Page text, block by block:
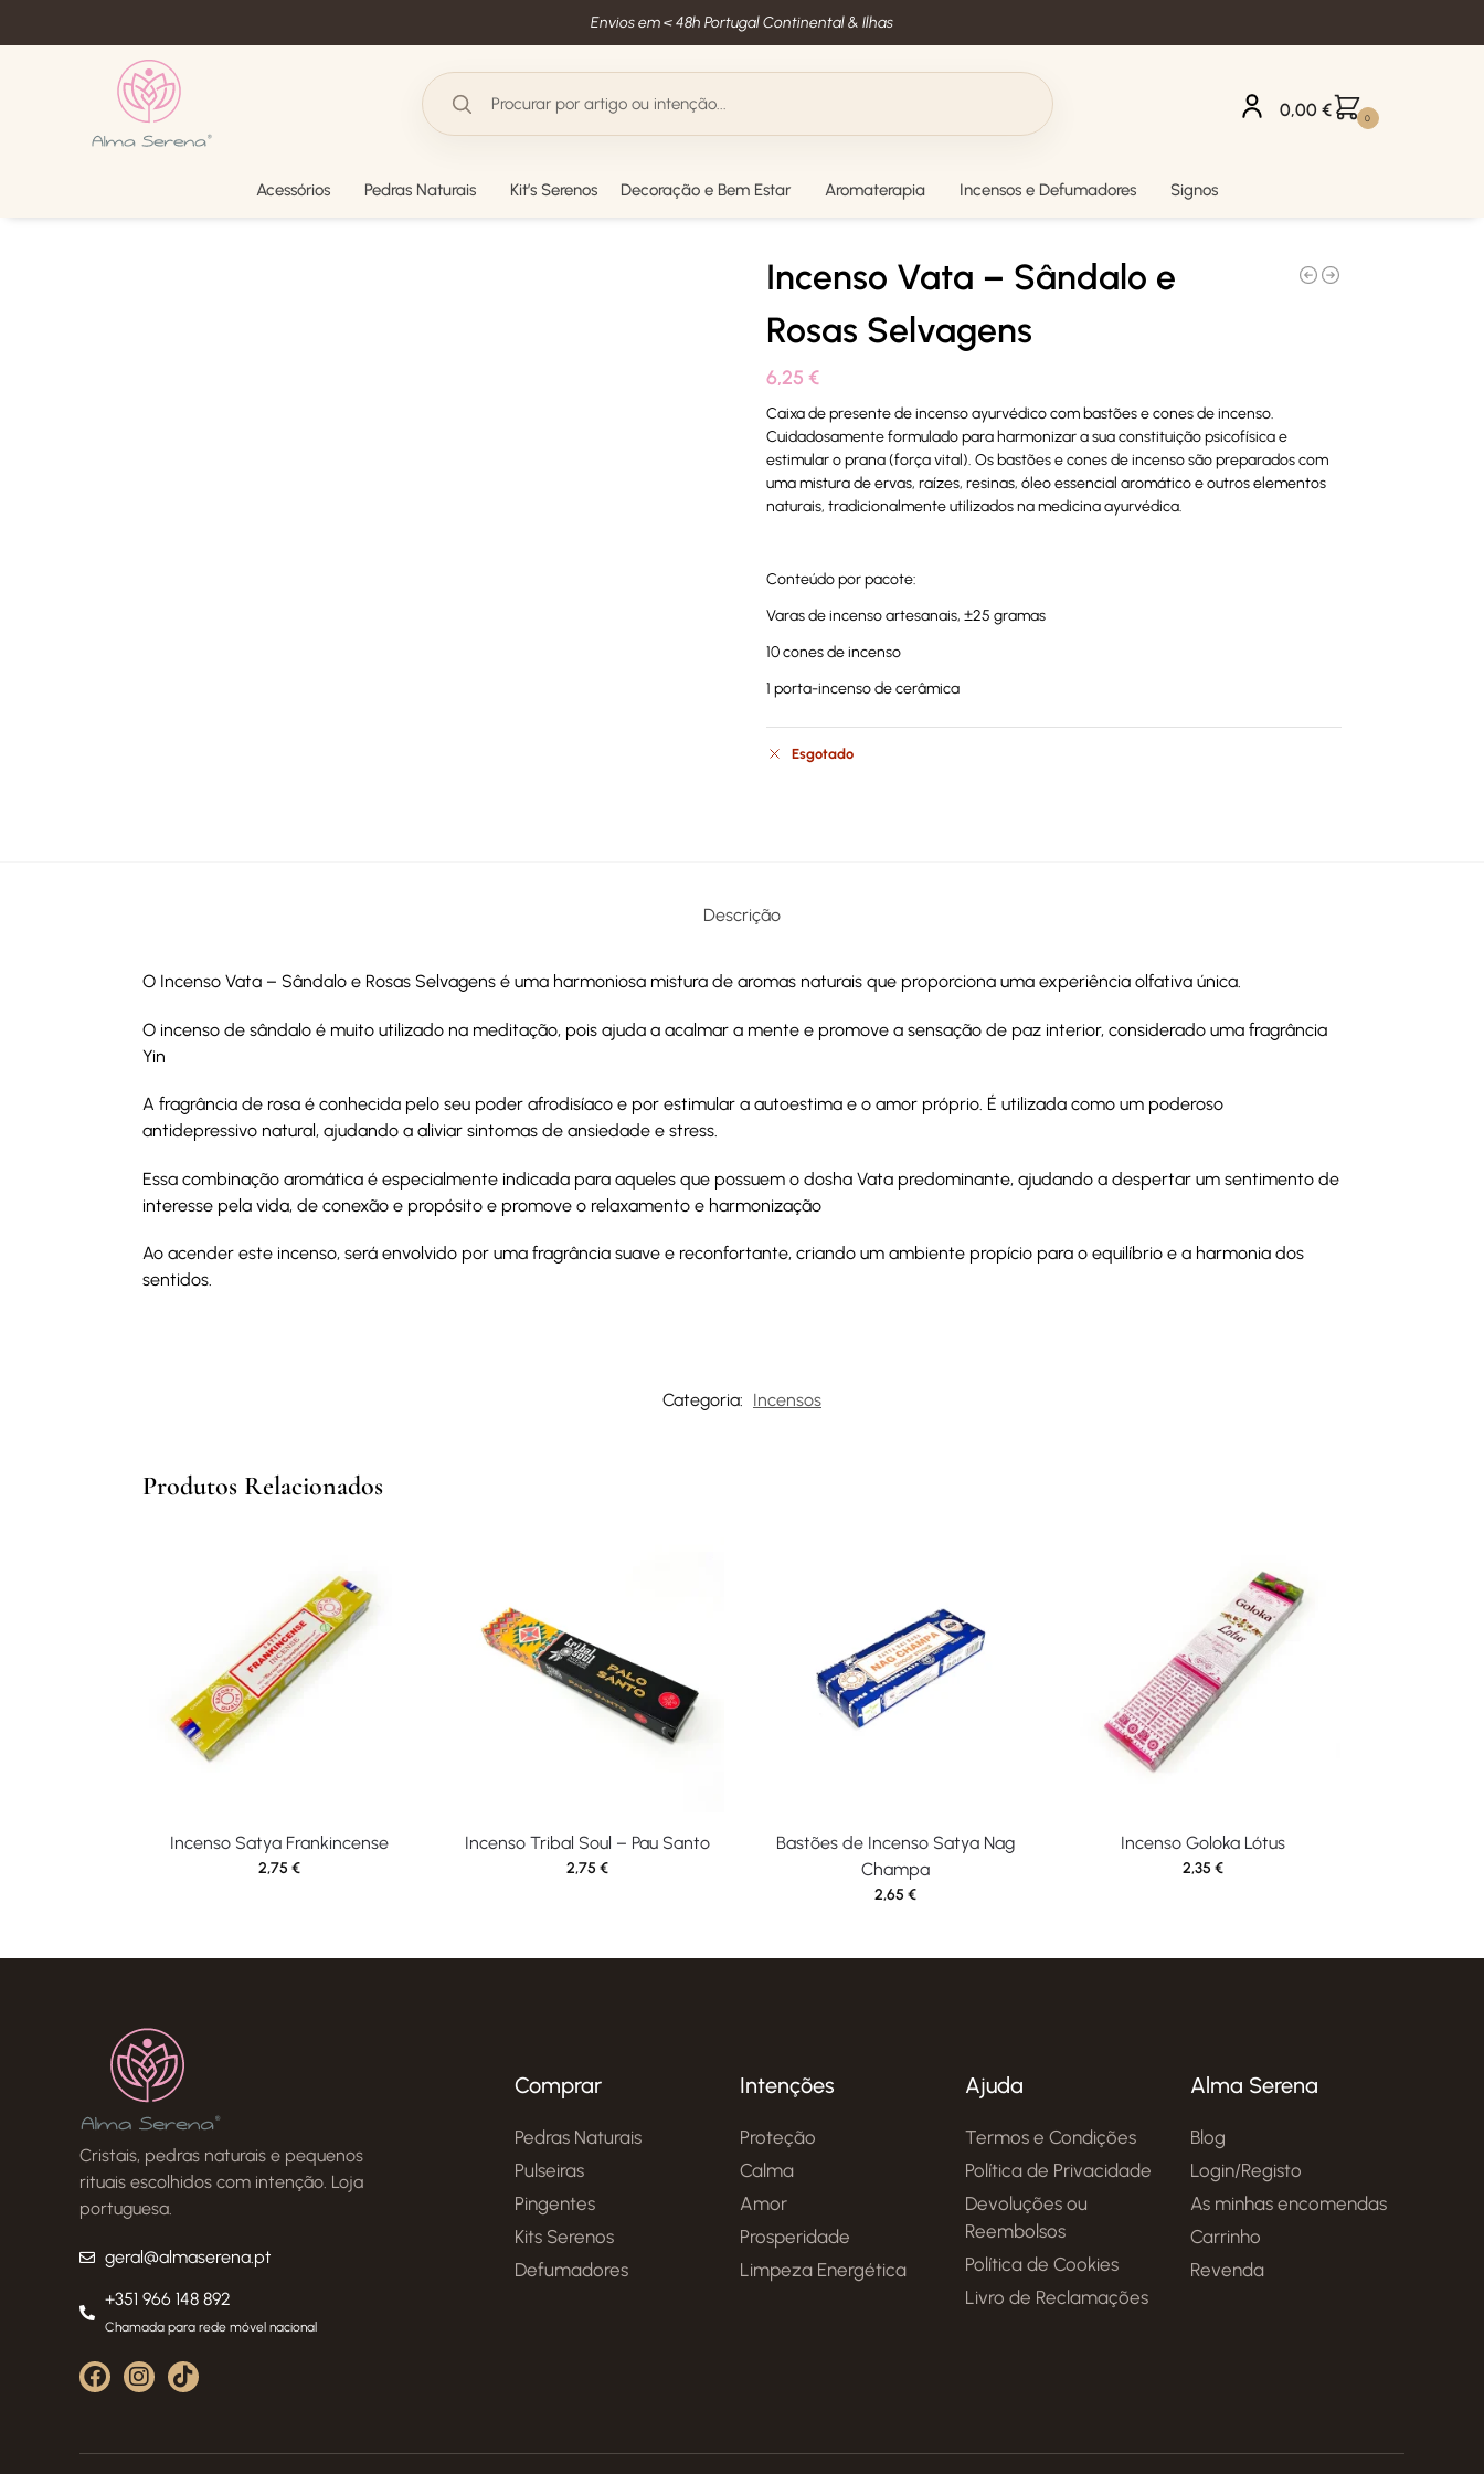
Envios em < 48h Portugal Continental & Ilhas
0,00 € 0
Acessórios Pedras Naturais Kit’s Serenos Decoração e Bem Estar Aromaterapia Incensos e Defumadores Signos
Incenso Vata – Sândalo e
Rosas Selvagens
6,25 €
Caixa de presente de incenso ayurvédico com bastões e cones de incenso.
Cuidadosamente formulado para harmonizar a sua constituição psicofísica e
estimular o prana (força vital). Os bastões e cones de incenso são preparados com
uma mistura de ervas, raízes, resinas, óleo essencial aromático e outros elementos
naturais, tradicionalmente utilizados na medicina ayurvédica.
Conteúdo por pacote:
Varas de incenso artesanais, ±25 gramas
10 cones de incenso
1 porta-incenso de cerâmica
Esgotado
Descrição
O Incenso Vata – Sândalo e Rosas Selvagens é uma harmoniosa mistura de aromas naturais que proporciona uma experiência olfativa única.
O incenso de sândalo é muito utilizado na meditação, pois ajuda a acalmar a mente e promove a sensação de paz interior, considerado uma fragrância
Yin
A fragrância de rosa é conhecida pelo seu poder afrodisíaco e por estimular a autoestima e o amor próprio. É utilizada como um poderoso
antidepressivo natural, ajudando a aliviar sintomas de ansiedade e stress.
Essa combinação aromática é especialmente indicada para aqueles que possuem o dosha Vata predominante, ajudando a despertar um sentimento de
interesse pela vida, de conexão e propósito e promove o relaxamento e harmonização
Ao acender este incenso, será envolvido por uma fragrância suave e reconfortante, criando um ambiente propício para o equilíbrio e a harmonia dos
sentidos.
Categoria: Incensos
Produtos Relacionados
Incenso Satya Frankincense
2,75€
Incenso Tribal Soul – Pau Santo
2,75 €
Bastões de Incenso Satya Nag
Champa
2,65 €
Incenso Goloka Lótus
2,35 €
Cristais, pedras naturais e pequenos
rituais escolhidos com intenção. Loja
portuguesa.
geral@almaserena.pt
+351 966 148 892
Chamada para rede móvel nacional
Comprar
Pedras Naturais
Pulseiras
Pingentes
Kits Serenos
Defumadores
Intenções
Proteção
Calma
Amor
Prosperidade
Limpeza Energética
Ajuda
Termos e Condições
Política de Privacidade
Devoluções ou
Reembolsos
Política de Cookies
Livro de Reclamações
Alma Serena
Blog
Login/Registo
As minhas encomendas
Carrinho
Revenda